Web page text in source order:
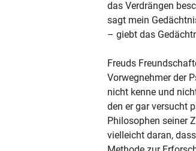
das Verdrängen
sagt mein
– giebt das
Freuds
Vorwegnehmer der
nicht kenne und
den er gar versucht
Philosophen seiner
vielleicht daran,